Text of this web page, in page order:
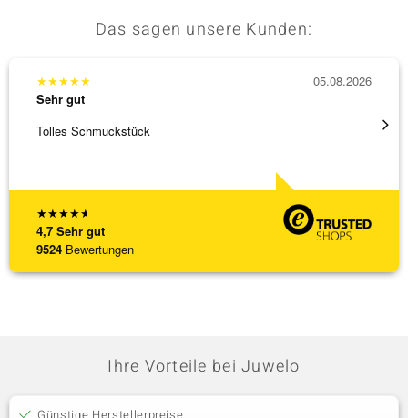
Das sagen unsere Kunden:
★★★★★
4,7 Sehr gut
9524 Bewertungen
★★★★★
Sehr gut
Tolles Schmuckstück
05.08.2026
Ihre Vorteile bei Juwelo